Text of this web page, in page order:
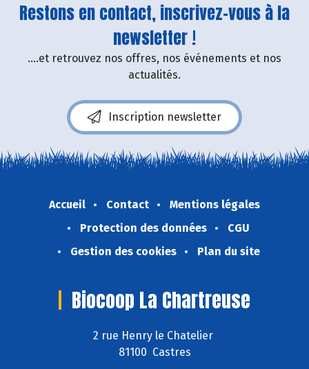
Restons en contact, inscrivez-vous à la
newsletter !
....et retrouvez nos offres, nos événements et nos
actualités.
Inscription newsletter
Accueil Contact
Mentions légales
Protection des données
CGU
Gestion des cookies
Plan du site
Biocoop La Chartreuse
2 rue Henry le Chatelier
81100 Castres